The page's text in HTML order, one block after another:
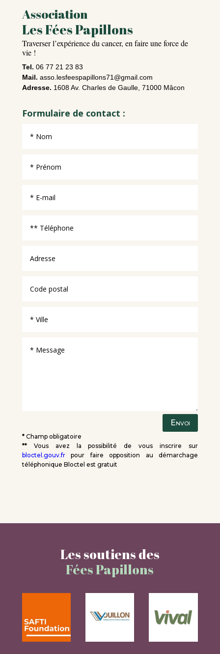
Association
Les Fées Papillons
Traverser l’expérience du cancer, en faire une force de
vie !
Tel. 06 77 21 23 83
Mail. asso.lesfeespapillons71@gmail.com
Adresse. 1608 Av. Charles de Gaulle, 71000 Mâcon
Formulaire de contact :
Envoi
*Champ obligatoire
**Vous avez la possibilité de vous inscrire sur
bloctel.gouv.frpour faire opposition au démarchage
téléphonique Bloctel est gratuit
Les soutiens des
Fées Papillons